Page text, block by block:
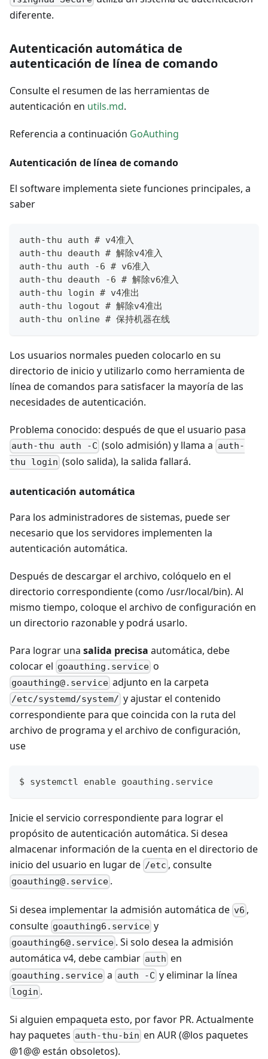
diferente.
Autenticación automática de
autenticación de línea de comando
Consulte el resumen de las herramientas de
autenticación en utils.md.
Referencia a continuación GoAuthing
Autenticación de línea de comando
El software implementa siete funciones principales, a
saber
auth-thu auth # v4准入
auth-thu deauth # 解除v4准入
auth-thu auth -6 # v6准入
auth-thu deauth -6 # 解除v6准入
auth-thu login # v4准出
auth-thu logout # 解除v4准出
auth-thu online # 保持机器在线
Los usuarios normales pueden colocarlo en su
directorio de inicio y utilizarlo como herramienta de
línea de comandos para satisfacer la mayoría de las
necesidades de autenticación.
Problema conocido: después de que el usuario pasa
auth-thu auth -C (solo admisión) y llama a auth-
thu login (solo salida), la salida fallará.
autenticación automática
Para los administradores de sistemas, puede ser
necesario que los servidores implementen la
autenticación automática.
Después de descargar el archivo, colóquelo en el
directorio correspondiente (como /usr/local/bin). Al
mismo tiempo, coloque el archivo de configuración en
un directorio razonable y podrá usarlo.
Para lograr una salida precisa automática, debe
colocar el goauthing.service o
goauthing@.service adjunto en la carpeta
/etc/systemd/system/ y ajustar el contenido
correspondiente para que coincida con la ruta del
archivo de programa y el archivo de configuración,
use
$ systemctl enable goauthing.service
Inicie el servicio correspondiente para lograr el
propósito de autenticación automática. Si desea
almacenar información de la cuenta en el directorio de
inicio del usuario en lugar de /etc , consulte
goauthing@.service .
Si desea implementar la admisión automática de v6 ,
consulte goauthing6.service y
goauthing6@.service . Si solo desea la admisión
automática v4, debe cambiar auth en
goauthing.service a auth -C y eliminar la línea
login .
Si alguien empaqueta esto, por favor PR. Actualmente
hay paquetes auth-thu-bin en AUR (@los paquetes
@1@@ están obsoletos).